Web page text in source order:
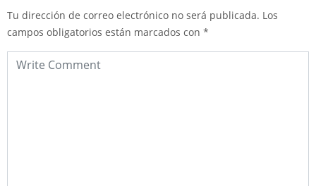
Tu dirección de correo electrónico no será publicada. Los
campos obligatorios están marcados con *